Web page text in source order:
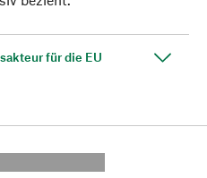
für die EU